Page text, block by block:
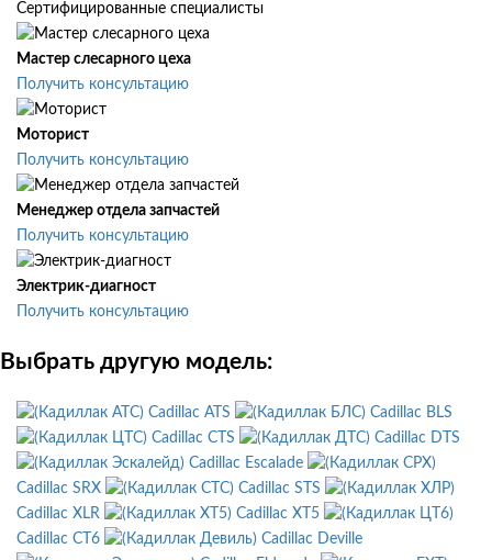
Сертифицированные специалисты
Мастер слесарного цеха
Получить консультацию
Моторист
Получить консультацию
Менеджер отдела запчастей
Получить консультацию
Электрик-диагност
Получить консультацию
Выбрать другую модель:
Cadillac ATS
Cadillac BLS
Cadillac CTS
Cadillac DTS
Cadillac Escalade
Cadillac SRX
Cadillac STS
Cadillac XLR
Cadillac XT5
Cadillac CT6
Cadillac Deville